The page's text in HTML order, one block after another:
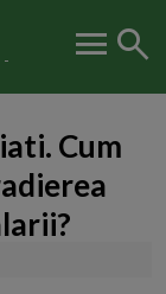
-
menu search
Cum